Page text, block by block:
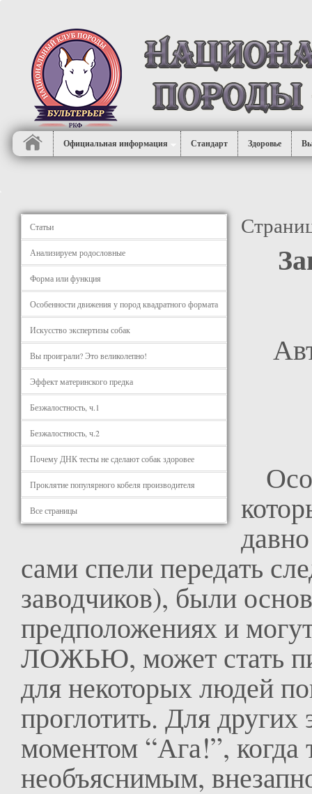
Официальная информация Стандарт Здоровье
Статьи
Анализируем родословные
Форма или функция
Особенности движения у пород квадратного формата
Искусство экспертизы собак
Вы проиграли? Это великолепно!
Эффект материнского предка
Безжалостность, ч.1
Безжалостность, ч.2
Почему ДНК тесты не сделают собак здоровее
Проклятие популярного кобеля производителя
Все страницы
сами спели передать
заводчиков), были
предположениях и
ЛОЖЬЮ, может стать
для некоторых людей
проглотить. Для других
моментом “Ага!”, когда
необъяснимым,